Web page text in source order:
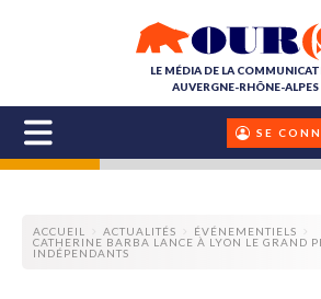
LE MÉDIA DE LA
AUVERGNE-RHÔNE-ALPES
SE
ACCUEIL ACTUALITÉS
ÉVÉNEMENTIELS
CATHERINE BARBA LANCE À LYON LE GRAND
INDÉPENDANTS